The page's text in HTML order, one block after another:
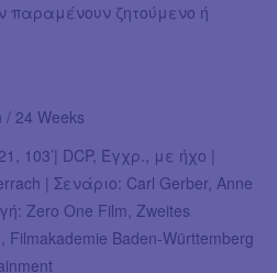
παραμένουν ζητούμενο ή
24 Weeks
103’| DCP, Έγχρ., με ήχο |
| Σενάριο: Carl Gerber, Anne
Zero One Film, Zweites
Filmakademie Baden-Württemberg